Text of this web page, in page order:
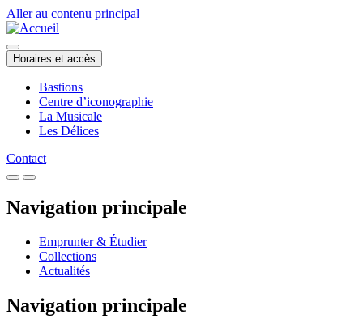
Aller au contenu principal
Horaires et accès
Bastions
Centre d’iconographie
La Musicale
Les Délices
Contact
Navigation principale
Emprunter & Étudier
Collections
Actualités
Navigation principale